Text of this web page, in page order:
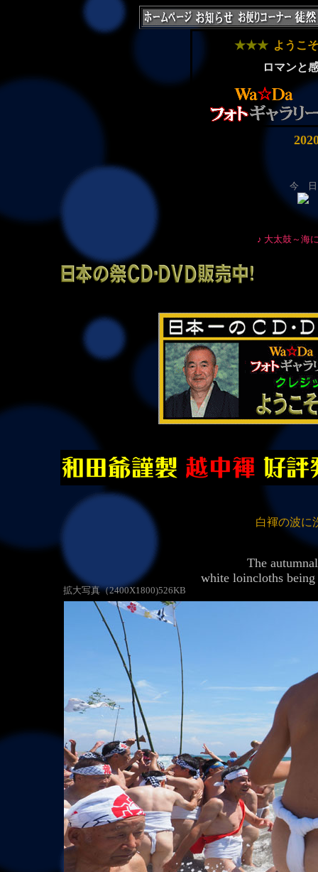
★★★ ようこそ
ロマンと
今 日
♪ 大太鼓～海
白褌の波
拡大写真（2400X1800)526KB
The
white loincloths being